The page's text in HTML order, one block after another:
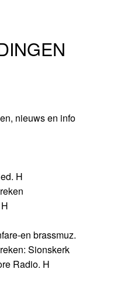
nieuws en info
H
en brassmuz.
Sionskerk
Radio. H